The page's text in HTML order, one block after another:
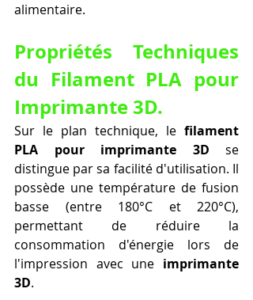
alimentaire.
Propriétés Techniques
du Filament PLA pour
Imprimante 3D.
Sur le plan technique, le filament
PLA pour imprimante 3D se
distingue par sa facilité d'utilisation. Il
possède une température de fusion
basse (entre 180°C et 220°C),
permettant de réduire la
consommation d'énergie lors de
l'impression avec une imprimante
3D.